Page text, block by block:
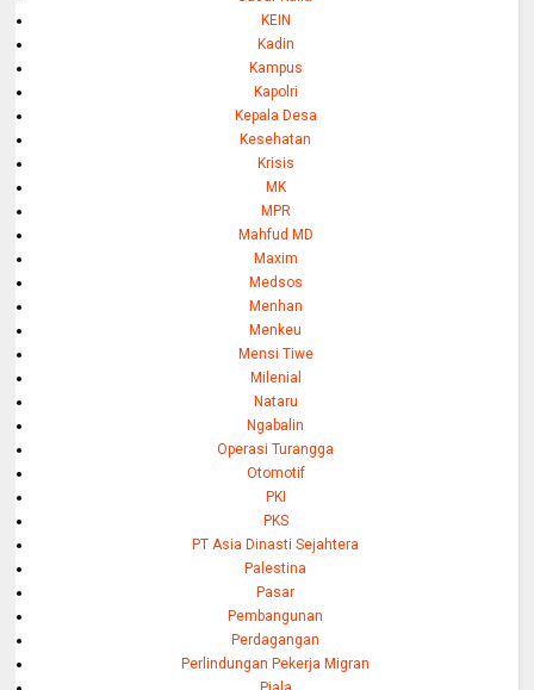
KEIN
Kadin
Kampus
Kapolri
Kepala Desa
Kesehatan
Krisis
MK
MPR
Mahfud MD
Maxim
Medsos
Menhan
Menkeu
Mensi Tiwe
Milenial
Nataru
Ngabalin
Operasi Turangga
Otomotif
PKI
PKS
PT Asia Dinasti Sejahtera
Palestina
Pasar
Pembangunan
Perdagangan
Perlindungan Pekerja Migran